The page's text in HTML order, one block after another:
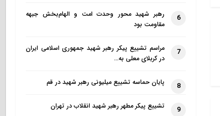
6
رهبر شهید محور وحدت امت و الهام‌بخش جبهه
مقاومت بود
7
مراسم تشییع پیکر رهبر شهید جمهوری اسلامی ایران
در کربلای معلی به…
8 پایان حماسه تشییع میلیونی رهبر شهید در قم
9 تشییع پیکر مطهر رهبر شهید انقلاب در تهران